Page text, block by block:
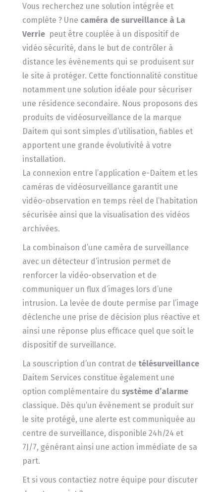
Vous recherchez une solution intégrée et
complète ? Une caméra de surveillance à La
Verrie peut être couplée à un dispositif de
vidéo sécurité, dans le but de contrôler à
distance les évènements qui se produisent sur
le site à protéger. Cette fonctionnalité constitue
notamment une solution idéale pour sécuriser
une résidence secondaire. Nous proposons des
produits de vidéosurveillance de la marque
Daitem qui sont simples d’utilisation, fiables et
apportent une grande évolutivité à votre
installation.
La connexion entre l’application e-Daitem et les
caméras de vidéosurveillance garantit une
vidéo-observation en temps réel de l’habitation
sécurisée ainsi que la visualisation des vidéos
archivées.
La combinaison d’une caméra de surveillance
avec un détecteur d’intrusion permet de
renforcer la vidéo-observation et de
communiquer un flux d’images lors d’une
intrusion. La levée de doute permise par l’image
déclenche une prise de décision plus réactive et
ainsi une réponse plus efficace quel que soit le
dispositif de surveillance.
La souscription d’un contrat de télésurveillance
Daitem Services constitue également une
option complémentaire du système d’alarme
classique. Dès qu’un évènement se produit sur
le site protégé, une alerte est communiquée au
centre de surveillance, disponible 24h/24 et
7J/7, générant ainsi une action immédiate de sa
part.
Et si vous contactiez notre équipe pour discuter